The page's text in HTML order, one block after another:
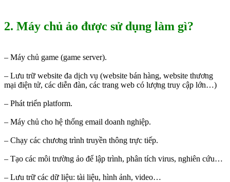
2. Máy chủ ảo được sử dụng làm gì?
– Máy chủ game (game server).
– Lưu trữ website đa dịch vụ (website bán hàng, website thương
mại điện tử, các diễn đàn, các trang web có lượng truy cập lớn…)
– Phát triển platform.
– Máy chủ cho hệ thống email doanh nghiệp.
– Chạy các chương trình truyền thông trực tiếp.
– Tạo các môi trường ảo để lập trình, phân tích virus, nghiên cứu…
– Lưu trữ các dữ liệu: tài liệu, hình ảnh, video…